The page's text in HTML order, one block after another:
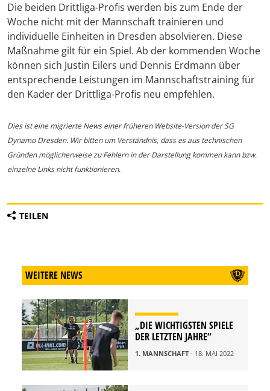
Die beiden Drittliga-Profis werden bis zum Ende der
Woche nicht mit der Mannschaft trainieren und
individuelle Einheiten in Dresden absolvieren. Diese
Maßnahme gilt für ein Spiel. Ab der kommenden Woche
können sich Justin Eilers und Dennis Erdmann über
entsprechende Leistungen im Mannschaftstraining für
den Kader der Drittliga-Profis neu empfehlen.
Dies ist eine migrierte News einer früheren Website-Version der SG
Dynamo Dresden. Wir bitten um Verständnis, dass es aus technischen
Gründen möglicherweise zu Fehlern in der Darstellung kommen kann bzw.
einzelne Links nicht funktionieren.
TEILEN
WEITERE NEWS
„DIE WICHTIGSTEN SPIELE
DER LETZTEN JAHRE“
1. MANNSCHAFT- 18. MAI 2022